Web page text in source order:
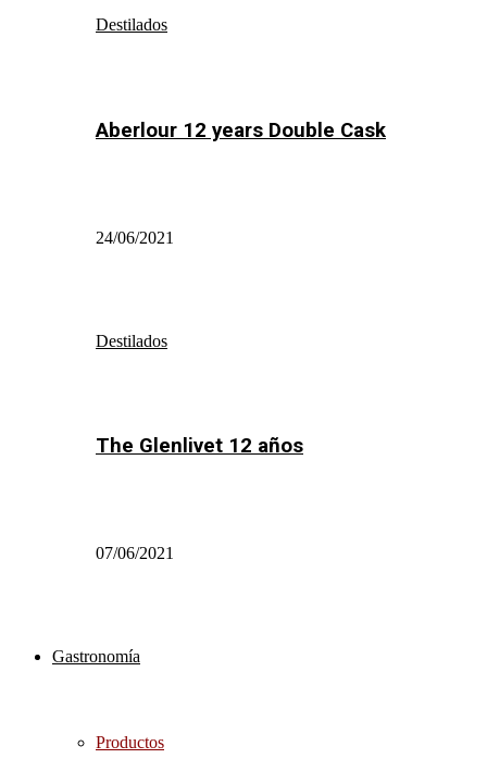
Destilados
Aberlour 12 years Double Cask
24/06/2021
Destilados
The Glenlivet 12 años
07/06/2021
Gastronomía
Productos